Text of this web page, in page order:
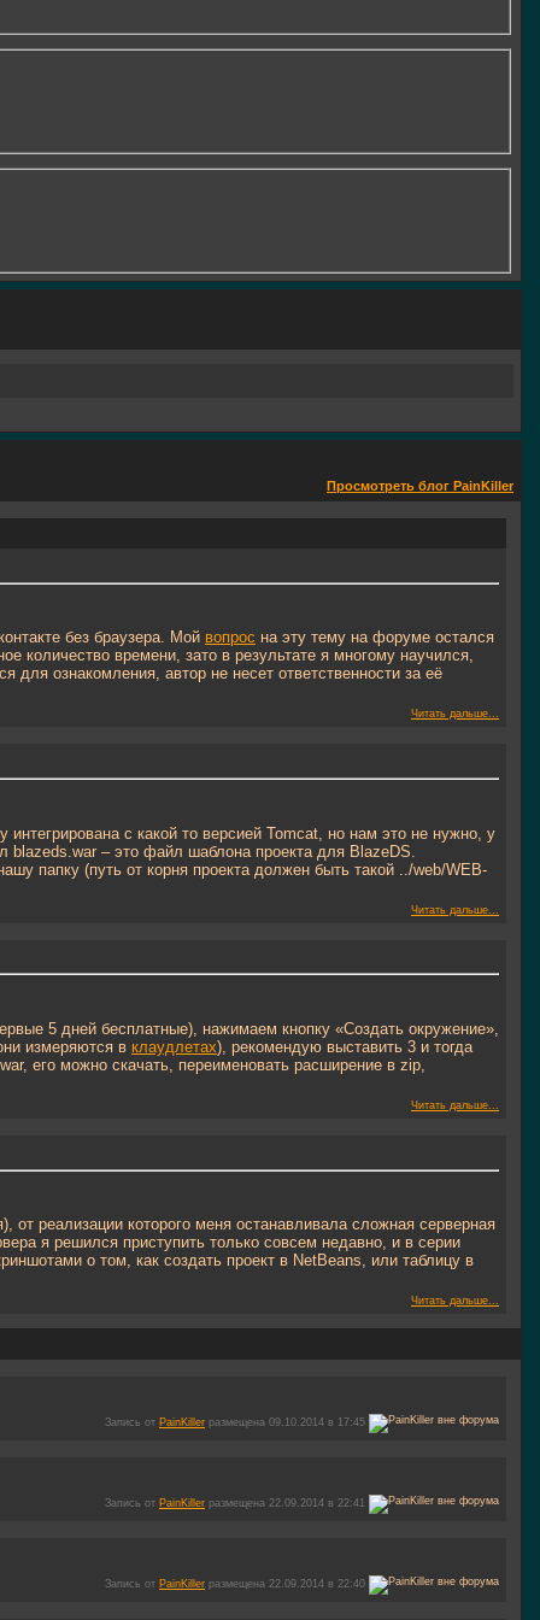
Просмотреть блог PainKiller
без браузера. Мой вопрос на эту тему на форуме остался
количество времени, зато в результате я многому научился,
ознакомления, автор не несет ответственности за её
Читать дальше...
с какой то версией Tomcat, но нам это не нужно, у
– это файл шаблона проекта для BlazeDS.
папку (путь от корня проекта должен быть такой ../web/WEB-
Читать дальше...
5 дней бесплатные), нажимаем кнопку «Создать окружение»,
измеряются в клаудлетах), рекомендую выставить 3 и тогда
его можно скачать, переименовать расширение в zip,
Читать дальше...
от реализации которого меня останавливала сложная серверная
я решился приступить только совсем недавно, и в серии
о том, как создать проект в NetBeans, или таблицу в
Читать дальше...
Запись от PainKiller размещена 09.10.2014 в 17:45
Запись от PainKiller размещена 22.09.2014 в 22:41
Запись от PainKiller размещена 22.09.2014 в 22:40